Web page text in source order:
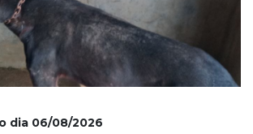
dia 06/08/2026